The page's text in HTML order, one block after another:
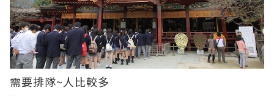
需要排隊~人比較多